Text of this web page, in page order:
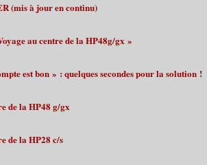
(mis à jour en continu)
au centre de la HP48g/gx »
est bon » : quelques secondes pour la solution !
de la HP48 g/gx
de la HP28 c/s